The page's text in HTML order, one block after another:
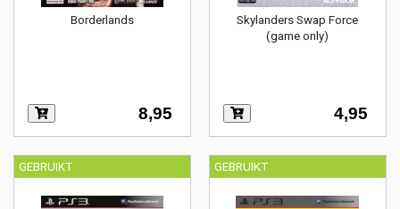
Borderlands
8,95
Skylanders Swap Force
(game only)
4,95
GEBRUIKT GEBRUIKT